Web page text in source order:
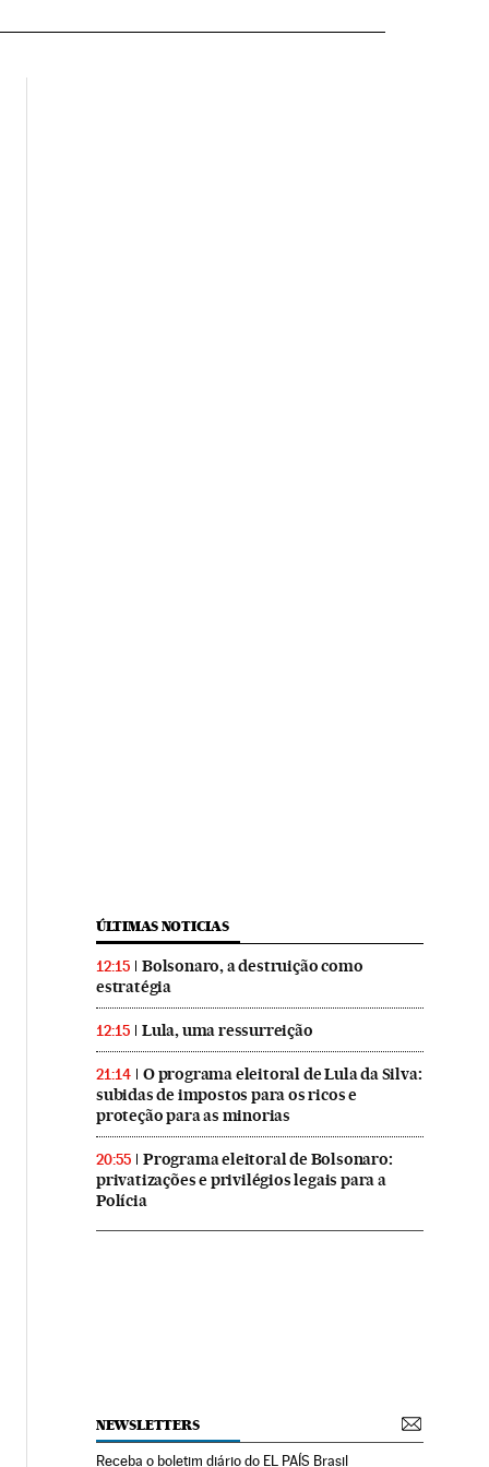
ÚLTIMAS NOTICIAS
12:15
Bolsonaro, a destruição como
estratégia
12:15 Lula, uma ressurreição
21:14
O programa eleitoral de Lula da Silva:
subidas de impostos para os ricos e
proteção para as minorias
20:55
Programa eleitoral de Bolsonaro:
privatizações e privilégios legais para a
Polícia
NEWSLETTERS
Receba o boletim diário do EL PAÍS Brasil